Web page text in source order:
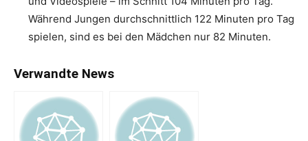
Während Jungen durchschnittlich 122 Minuten pro Tag
spielen, sind es bei den Mädchen nur 82 Minuten.
Verwandte News